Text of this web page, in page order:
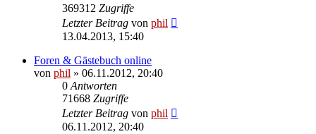
369312 Zugriffe
Letzter Beitrag von phil
13.04.2013, 15:40
Foren & Gästebuch online
von phil » 06.11.2012, 20:40
0 Antworten
71668 Zugriffe
Letzter Beitrag von phil
06.11.2012, 20:40